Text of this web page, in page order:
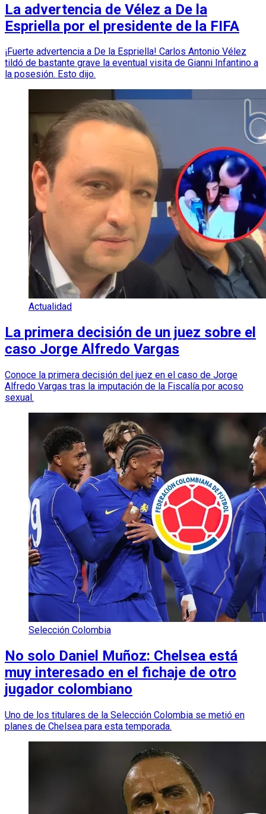
La advertencia de Vélez a De la
Espriella por el presidente de la FIFA
¡Fuerte advertencia a De la Espriella! Carlos Antonio Vélez
tildó de bastante grave la eventual visita de Gianni Infantino a
la posesión. Esto dijo.
Actualidad
La primera decisión de un juez sobre el
caso Jorge Alfredo Vargas
Conoce la primera decisión del juez en el caso de Jorge
Alfredo Vargas tras la imputación de la Fiscalía por acoso
sexual.
Selección Colombia
No solo Daniel Muñoz: Chelsea está
muy interesado en el fichaje de otro
jugador colombiano
Uno de los titulares de la Selección Colombia se metió en
planes de Chelsea para esta temporada.